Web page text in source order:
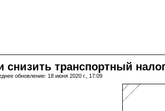
транспортный
обновление: 18 июня 2020 г., 17:09